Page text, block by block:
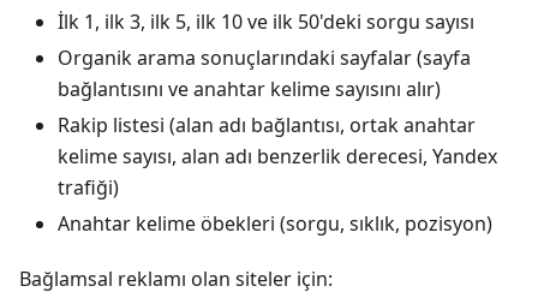
İlk 1, ilk 3, ilk 5, ilk 10 ve ilk 50'deki sorgu sayısı
Organik arama sonuçlarındaki sayfalar (sayfa
bağlantısını ve anahtar kelime sayısını alır)
Rakip listesi (alan adı bağlantısı, ortak anahtar
kelime sayısı, alan adı benzerlik derecesi, Yandex
trafiği)
Anahtar kelime öbekleri (sorgu, sıklık, pozisyon)
Bağlamsal reklamı olan siteler için: